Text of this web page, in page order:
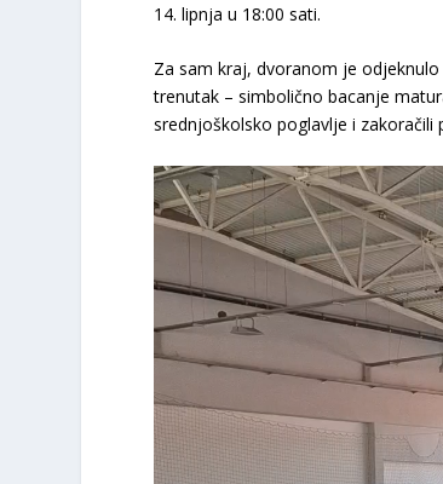
14. lipnja u 18:00 sati.
​Za sam kraj, dvoranom je
trenutak – simbolično bacanje
srednjoškolsko poglavlje i